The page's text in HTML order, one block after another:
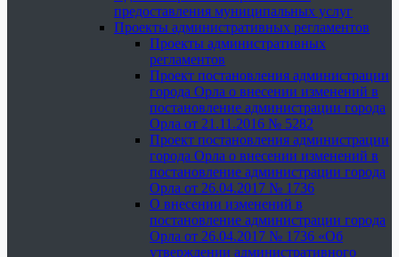
предоставления муниципальных услуг
Проекты административных регламентов
Проекты административных
регламентов
Проект постановления администрации
города Орла о внесении изменений в
постановление администрации города
Орла от 21.11.2016 № 5282
Проект постановления администрации
города Орла о внесении изменений в
постановление администрации города
Орла от 26.04.2017 № 1736
О внесении изменений в
постановление администрации города
Орла от 26.04.2017 № 1736 «Об
утверждении административного